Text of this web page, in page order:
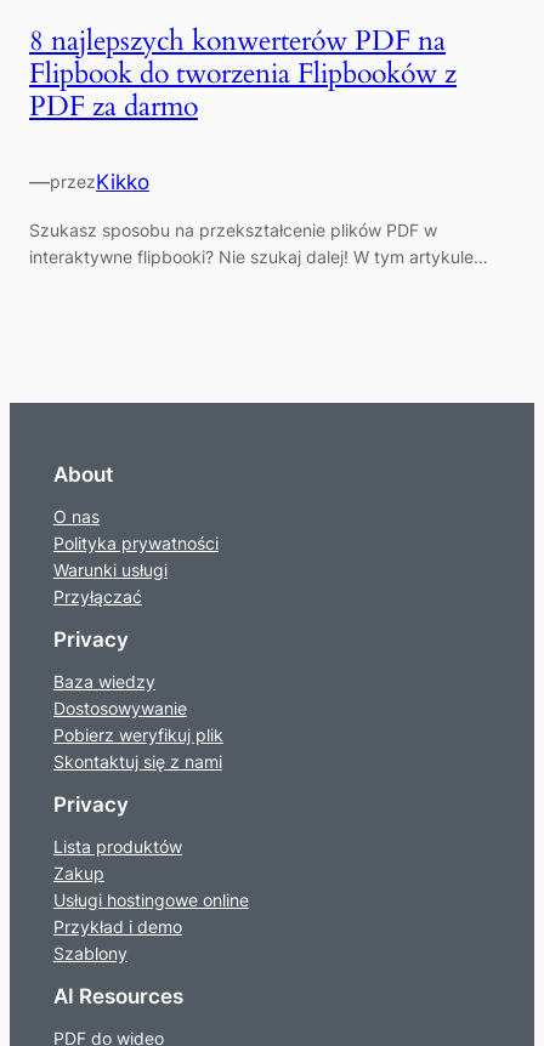
8 najlepszych konwerterów PDF na
Flipbook do tworzenia Flipbooków z
PDF za darmo
—przezKikko
Szukasz sposobu na przekształcenie plików PDF w
interaktywne flipbooki? Nie szukaj dalej! W tym artykule…
About
O nas
Polityka prywatności
Warunki usługi
Przyłączać
Privacy
Baza wiedzy
Dostosowywanie
Pobierz weryfikuj plik
Skontaktuj się z nami
Privacy
Lista produktów
Zakup
Usługi hostingowe online
Przykład i demo
Szablony
AI Resources
PDF do wideo